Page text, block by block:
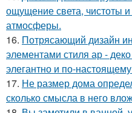
ощущение света, чистоты и
атмосферы.
16. Потрясающий дизайн
элементами стиля ар -
элегантно и по-
17. Не размер дома
сколько смысла в него